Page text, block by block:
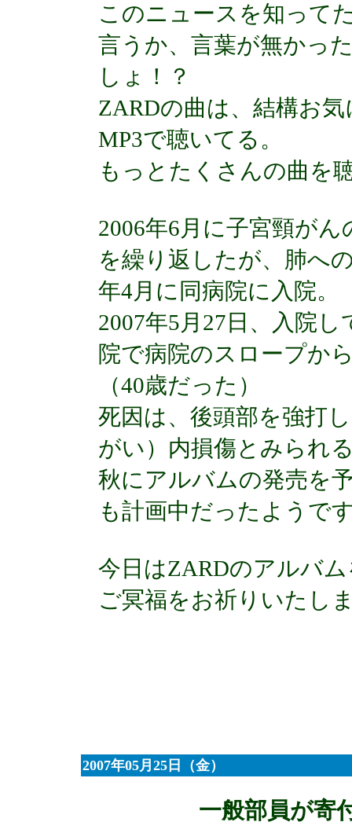
このニュースを知って
言うか、言葉が無かっ
しょ！？
ZARDの曲は、結構お
MP3で聴いてる。
もっとたくさんの曲を
2006年6月に子宮頸が
を繰り返したが、肺へ
年4月に同病院に入院。
2007年5月27日、入院
院で病院のスロープか
（40歳だった）
死因は、後頭部を強打
がい）内損傷とみられ
秋にアルバムの発売を
も計画中だったようで
今日はZARDのアルバ
ご冥福をお祈りいたし
2007年05月25日（金）
一般部員が寄